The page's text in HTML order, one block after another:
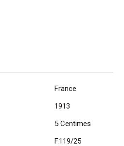
France
1913
5 Centimes
F.119/25